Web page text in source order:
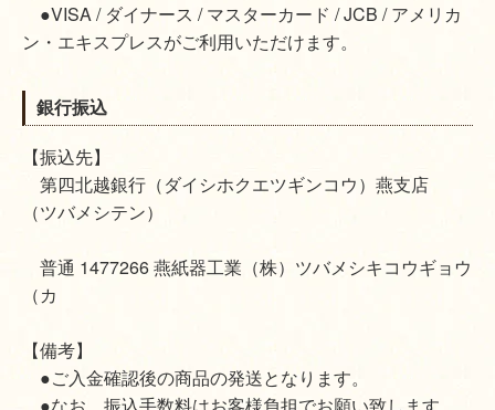
●VISA / ダイナース / マスターカード / JCB / アメリカ
ン・エキスプレスがご利用いただけます。
銀行振込
【振込先】
第四北越銀行（ダイシホクエツギンコウ）燕支店
（ツバメシテン）
普通 1477266 燕紙器工業（株）ツバメシキコウギョウ
（カ
【備考】
●ご入金確認後の商品の発送となります。